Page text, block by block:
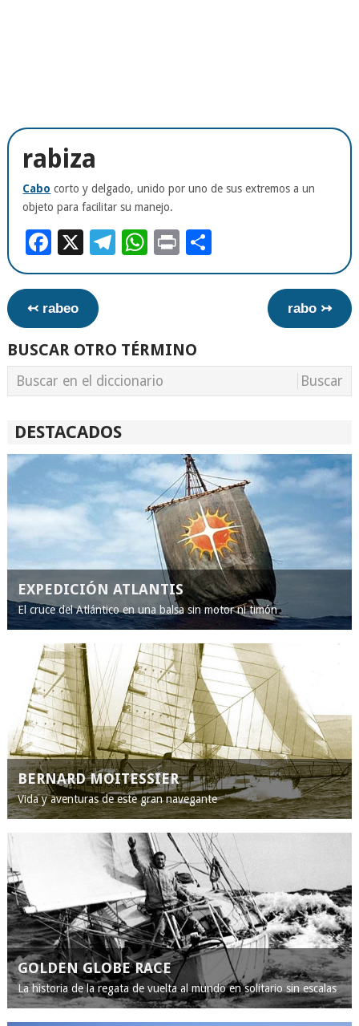
rabiza
Cabo corto y delgado, unido por uno de sus extremos a un
objeto para facilitar su manejo.
Facebook
X Telegram
WhatsApp
Print
↢ rabeo rabo ↣
BUSCAR OTRO TÉRMINO
DESTACADOS
EXPEDICIÓN ATLANTIS
El cruce del Atlántico en una balsa sin motor ni timón
BERNARD MOITESSIER
Vida y aventuras de este gran navegante
GOLDEN GLOBE RACE
La historia de la regata de vuelta al mundo en solitario sin escalas